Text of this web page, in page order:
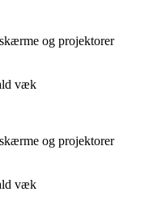
og projektorer
væk
og projektorer
væk